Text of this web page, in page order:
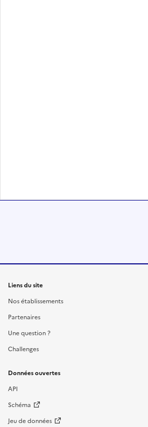
Liens du site
Nos établissements
Partenaires
Une question ?
Challenges
Données ouvertes
API
Schéma
Jeu de données